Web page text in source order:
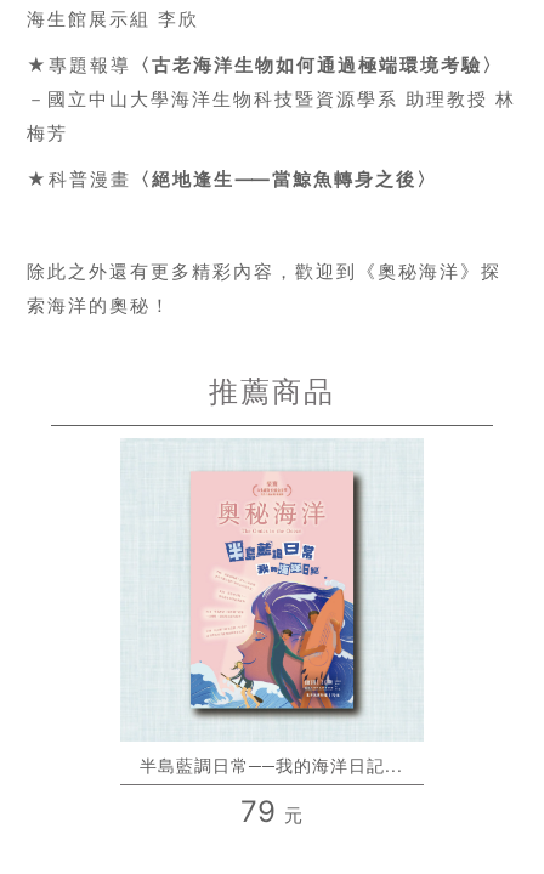
海生館展示組 李欣
★專題報導 〈古老海洋生物如何通過極端環境考驗〉
－國立中山大學海洋生物科技暨資源學系 助理教授 林
梅芳
★科普漫畫 〈絕地逢生⸺當鯨魚轉身之後〉
除此之外還有更多精彩內容，歡迎到《奧秘海洋》探
索海洋的奧秘！
推薦商品
半島藍調日常──我的海洋日記...
79 元